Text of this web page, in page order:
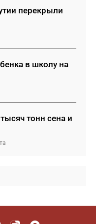
перекрыли
в школу на
тонн сена и